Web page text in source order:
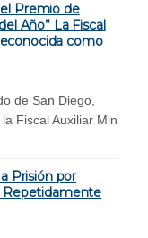
el Premio de
Año” La Fiscal
como
de San Diego,
Fiscal Auxiliar Min
Prisión por
Repetidamente